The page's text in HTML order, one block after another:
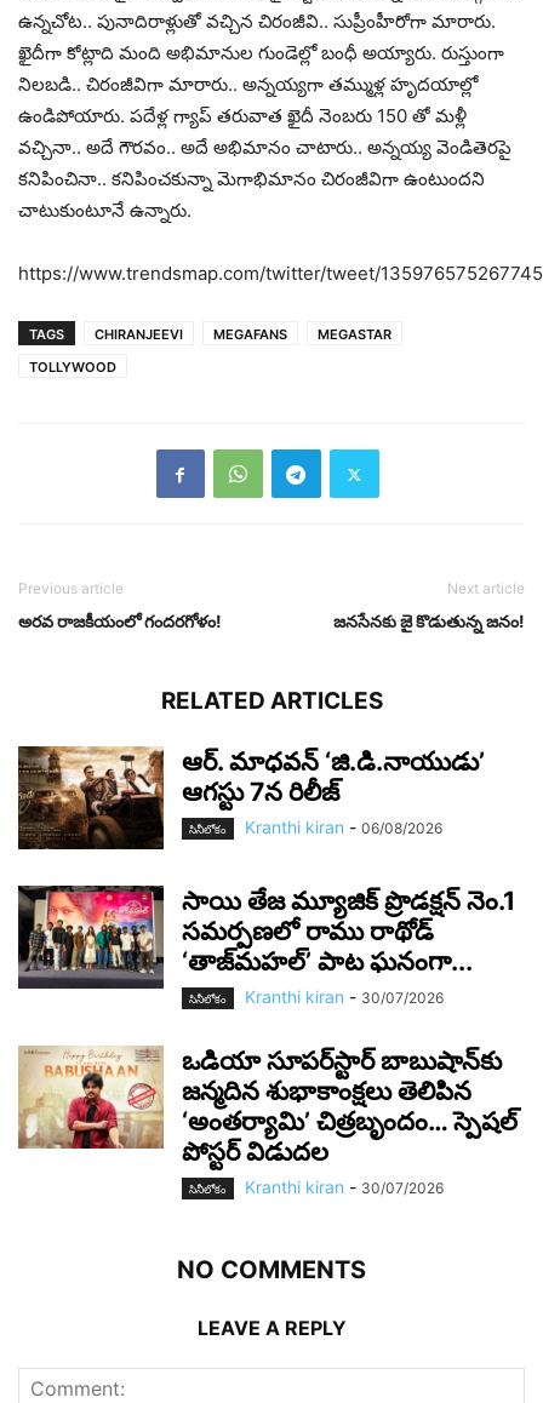
ఉన్న‌చోట‌.. పునాదిరాళ్లుతో వ‌చ్చిన చిరంజీవి.. సుప్రీంహీరోగా మారారు.
ఖైదీగా కోట్లాది మంది అభిమానుల గుండెల్లో బంధీ అయ్యారు. రుస్తుంగా
నిల‌బ‌డి.. చిరంజీవిగా మారారు.. అన్న‌య్య‌గా త‌మ్ముళ్ల‌ హృద‌యాల్లో
ఉండిపోయారు. ప‌దేళ్ల గ్యాప్ త‌రువాత ఖైదీ నెంబ‌రు 150 తో మ‌ళ్లీ
వ‌చ్చినా.. అదే గౌర‌వం.. అదే అభిమానం చాటారు.. అన్న‌య్య వెండితెర‌పై
క‌నిపించినా.. క‌నిపించ‌కున్నా మెగాభిమానం చిరంజీవిగా ఉంటుంద‌ని
చాటుకుంటూనే ఉన్నారు.
https://www.trendsmap.com/twitter/tweet/
TAGS CHIRANJEEVI MEGAFANS
MEGASTAR
TOLLYWOOD
Previous article
అర‌వ రాజ‌కీయంలో గంద‌ర‌గోళం!
Next article
జ‌న‌సేన‌కు జై కొడుతున్న జ‌నం!
RELATED ARTICLES
ఆర్‌. మాధవన్‌ ‘జి.డి.నాయుడు’
ఆగస్టు 7న రిలీజ్
సినీలోకం Kranthi kiran - 06/08/2026
సాయి తేజ మ్యూజిక్ ప్రొడక్షన్ నెం.1
సమర్పణలో రాము రాథోడ్
‘తాజ్‌మహల్’ పాట ఘనంగా...
సినీలోకం Kranthi kiran - 30/07/2026
ఒడియా సూపర్‌స్టార్ బాబుషాన్‌కు
జన్మదిన శుభాకాంక్షలు తెలిపిన
‘అంతర్యామి’ చిత్రబృందం… స్పెషల్
పోస్టర్ విడుదల
సినీలోకం Kranthi kiran - 30/07/2026
NO COMMENTS
LEAVE A REPLY